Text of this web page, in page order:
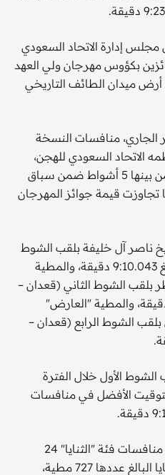
إدارة الاتحاد السعودي
بكؤوس مهرجان ولي العهد
أرض ميدان الطائف التاريخي
الجاري، منافسات النسخة
الاتحاد السعودي للهجن،
حيث يشهد إقامة 249 شوطاً من بينها 5 أشواط ضمن سباق
تجاوزت قيمة جوائز المهرجان
ناصر آل خليفة بلقب الشوط
الأول (بكار – مفتوح) بتوقيت بلغ 9:10.043 دقيقة، والمطية
بلقب الشوط الثاني (قعدان –
بتوقيت بلغ 9:21.500 دقيقة، والمطية "العارض"
بلقب الشوط الرابع (قعدان –
الأول خلال الفترة
الأفضل في منافسات
وخاضت المطايا المشاركة في منافسات فئة "الثنايا" 24
شوطاً، قطعت من خلالها المطايا البالغ عددها 727 مطية،